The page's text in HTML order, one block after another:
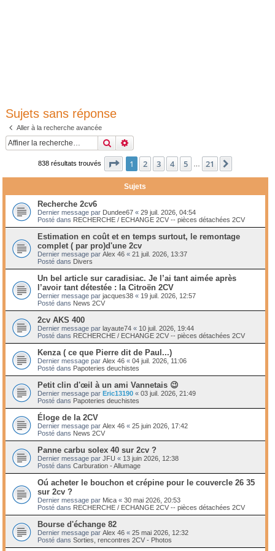
Sujets sans réponse
Aller à la recherche avancée
Rechercher
838 résultats trouvés Page 1sur21
1 2 3 4 5 21
Sujets
Recherche 2cv6
Dernier message par Dundee67 « 29 juil. 2026, 04:54
Posté dans RECHERCHE / ECHANGE 2CV -- pièces détachées 2CV
Estimation en coût et en temps surtout, le remontage
complet ( par pro)d'une 2cv
Dernier message par Alex 46 « 21 juil. 2026, 13:37
Posté dans Divers
Un bel article sur caradisiac. Je l’ai tant aimée après
l’avoir tant détestée : la Citroën 2CV
Dernier message par jacques38 « 19 juil. 2026, 12:57
Posté dans News 2CV
2cv AKS 400
Dernier message par layaute74 « 10 juil. 2026, 19:44
Posté dans RECHERCHE / ECHANGE 2CV -- pièces détachées 2CV
Kenza ( ce que Pierre dit de Paul...)
Dernier message par Alex 46 « 04 juil. 2026, 11:06
Posté dans Papoteries deuchistes
Petit clin d'œil à un ami Vannetais 😉
Dernier message par Eric13190 « 03 juil. 2026, 21:49
Posté dans Papoteries deuchistes
Éloge de la 2CV
Dernier message par Alex 46 « 25 juin 2026, 17:42
Posté dans News 2CV
Panne carbu solex 40 sur 2cv ?
Dernier message par JFU « 13 juin 2026, 12:38
Posté dans Carburation - Allumage
Oú acheter le bouchon et crépine pour le couvercle 26 35
sur 2cv ?
Dernier message par Mica « 30 mai 2026, 20:53
Posté dans RECHERCHE / ECHANGE 2CV -- pièces détachées 2CV
Bourse d'échange 82
Dernier message par Alex 46 « 25 mai 2026, 12:32
Posté dans Sorties, rencontres 2CV - Photos